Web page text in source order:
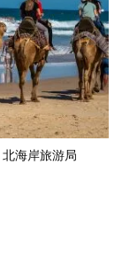
海岸旅游局